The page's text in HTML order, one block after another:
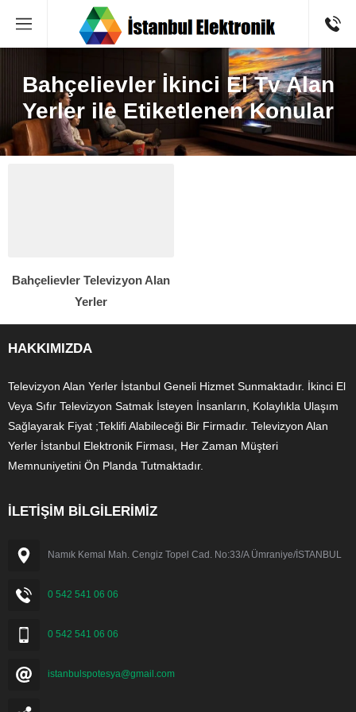
Bahçelievler İkinci El Tv Alan
Yerler ile Etiketlenen Konular
Bahçelievler Televizyon Alan
Yerler
HAKKIMIZDA
Televizyon Alan Yerler İstanbul Geneli Hizmet Sunmaktadır. İkinci El
Veya Sıfır Televizyon Satmak İsteyen İnsanların, Kolaylıkla Ulaşım
Sağlayarak Fiyat ;Teklifi Alabileceği Bir Firmadır. Televizyon Alan
Yerler İstanbul Elektronik Firması, Her Zaman Müşteri
Memnuniyetini Ön Planda Tutmaktadır.
İLETİŞİM BİLGİLERİMİZ
Namık Kemal Mah. Cengiz Topel Cad. No:33/A Ümraniye/İSTANBUL
0 542 541 06 06
0 542 541 06 06
istanbulspotesya@gmail.com